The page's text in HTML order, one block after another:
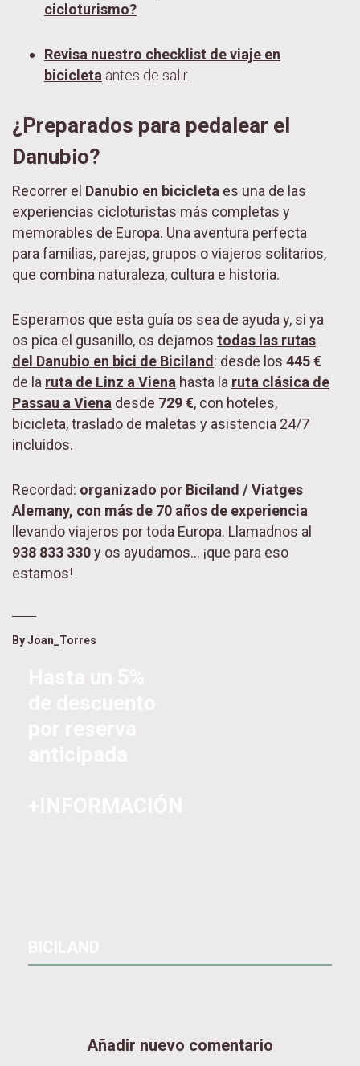
cicloturismo?
Revisa nuestro checklist de viaje en
bicicleta antes de salir.
¿Preparados para pedalear el
Danubio?
Recorrer el Danubio en bicicleta es una de las
experiencias cicloturistas más completas y
memorables de Europa. Una aventura perfecta
para familias, parejas, grupos o viajeros solitarios,
que combina naturaleza, cultura e historia.
Esperamos que esta guía os sea de ayuda y, si ya
os pica el gusanillo, os dejamos todas las rutas
del Danubio en bici de Biciland : desde los 445 €
de la ruta de Linz a Viena hasta la ruta clásica de
Passau a Viena desde 729 €, con hoteles,
bicicleta, traslado de maletas y asistencia 24/7
incluidos.
Recordad: organizado por Biciland / Viatges
Alemany, con más de 70 años de experiencia
llevando viajeros por toda Europa. Llamadnos al
938 833 330y os ayudamos… ¡que para eso
estamos!
ByJoan_Torres
Añadir nuevo comentario